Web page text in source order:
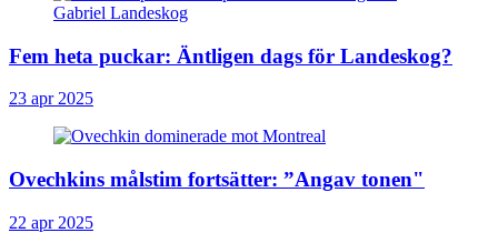
Fem heta puckar: Äntligen dags för Landeskog?
23 apr 2025
Ovechkins målstim fortsätter: ”Angav tonen"
22 apr 2025